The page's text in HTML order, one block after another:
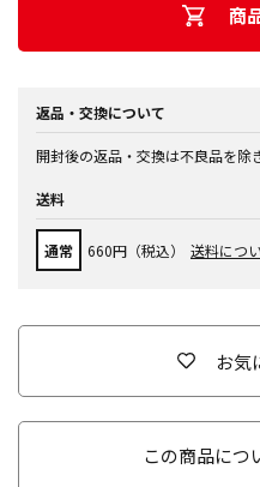
商
返品・交換について
開封後の返品・交換は不良品を除
送料
通常 660円（税込） 送料につ
お気
この商品につ